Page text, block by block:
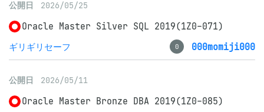
公開日 2026/05/25
Oracle Master Silver SQL 2019(1Z0-071)
ギリギリセーフ
0 000momiji000
公開日 2026/05/11
Oracle Master Bronze DBA 2019(1Z0-085)